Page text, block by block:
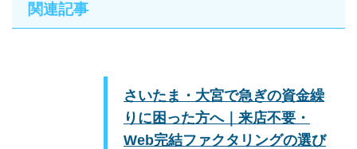
関連記事
さいたま・大宮で急ぎの資金繰
りに困った方へ｜来店不要・
Web完結ファクタリングの選び